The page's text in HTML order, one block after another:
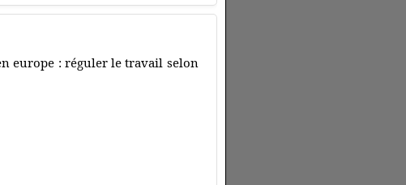
europe : réguler le travail selon